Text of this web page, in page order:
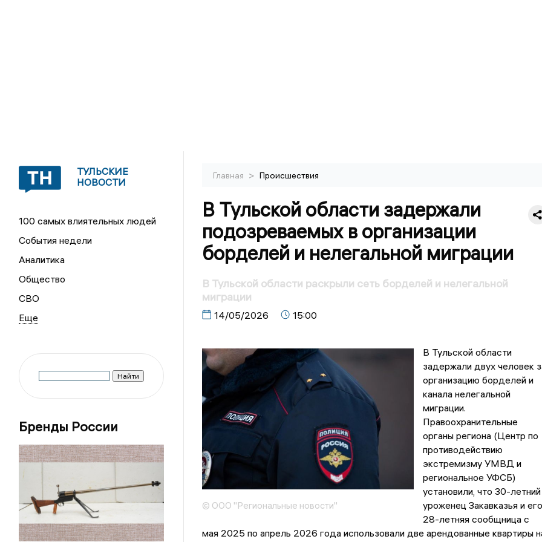
ТУЛЬСКИЕ
НОВОСТИ
100 самых влиятельных людей
События недели
Аналитика
Общество
СВО
Бренды России
Главная > Происшествия
В Тульской области задержали
подозреваемых в организации
борделей и нелегальной миграции
В Тульской области раскрыли сеть борделей и нелегальной
миграции
14/05/2026 15:00
© ООО "Региональные новости"
В Тульской области
задержали двух человек
организацию борделей и
канала нелегальной
миграции.
Правоохранительные
органы региона (Центр по
противодействию
экстремизму УМВД и
региональное УФСБ)
установили, что 30-летний
уроженец Закавказья и его
28-летняя сообщница с
мая 2025 по апрель 2026 года использовали две арендованные квартиры